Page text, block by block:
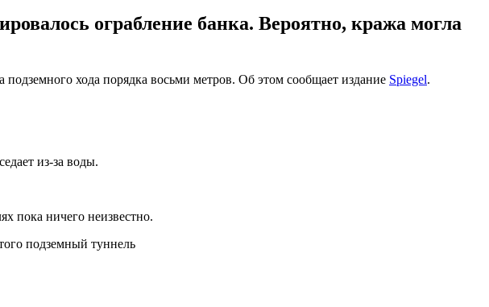
ограбление банка. Вероятно, кража могла
хода порядка восьми метров. Об этом сообщает издание Spiegel.
из-за воды.
пока ничего неизвестно.
подземный туннель